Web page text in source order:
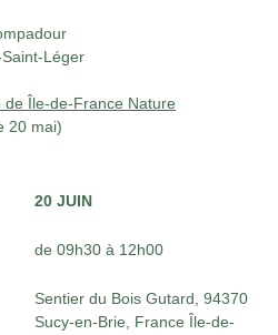
Léger
de Île-de-France Nature
20 mai)
20 JUIN
de 09h30 à 12h00
Sentier du Bois Gutard, 94370
Sucy-en-Brie, France Île-de-